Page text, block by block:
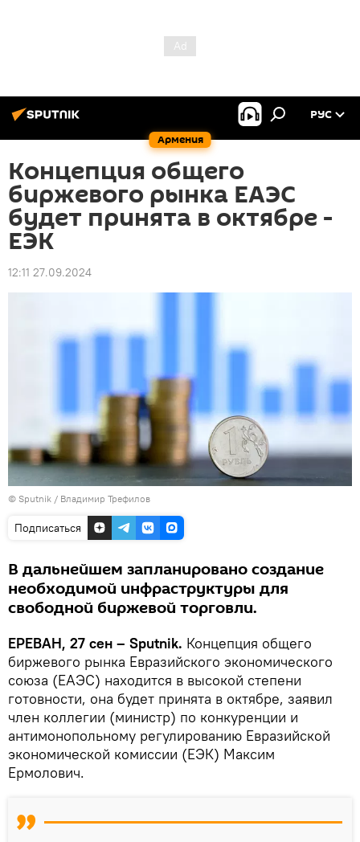
Армения
РУС
Концепция общего
биржевого рынка ЕАЭС
будет принята в октябре -
ЕЭК
12:11 27.09.2024
© Sputnik / Владимир Трефилов
Подписаться
В дальнейшем запланировано создание
необходимой инфраструктуры для
свободной биржевой торговли.
ЕРЕВАН, 27 сен – Sputnik. Концепция общего
биржевого рынка Евразийского экономического
союза (ЕАЭС) находится в высокой степени
готовности, она будет принята в октябре, заявил
член коллегии (министр) по конкуренции и
антимонопольному регулированию Евразийской
экономической комиссии (ЕЭК) Максим
Ермолович.